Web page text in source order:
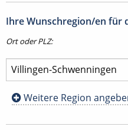
Ihre Wunschregion/en für
Ort oder PLZ:
Weitere Region